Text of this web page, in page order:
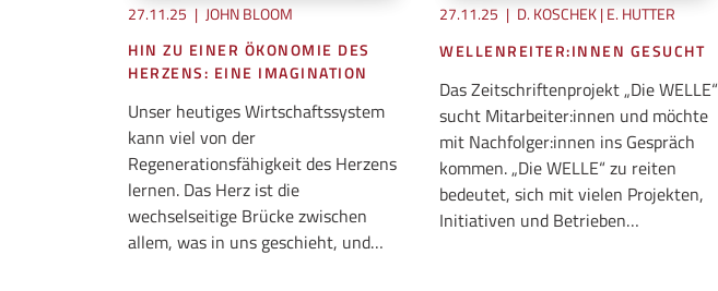
27.11.25 | JOHN BLOOM
HIN ZU EINER ÖKONOMIE DES
HERZENS: EINE IMAGINATION
Unser heutiges Wirtschaftssystem
kann viel von der
Regenerationsfähigkeit des Herzens
lernen. Das Herz ist die
wechselseitige Brücke zwischen
allem, was in uns geschieht, und…
27.11.25 | D. KOSCHEK | E. HUTTER
WELLENREITER:INNEN GESUCHT
Das Zeitschriftenprojekt „Die WELLE“
sucht Mitarbeiter:innen und möchte
mit Nachfolger:innen ins Gespräch
kommen. „Die WELLE“ zu reiten
bedeutet, sich mit vielen Projekten,
Initiativen und Betrieben…